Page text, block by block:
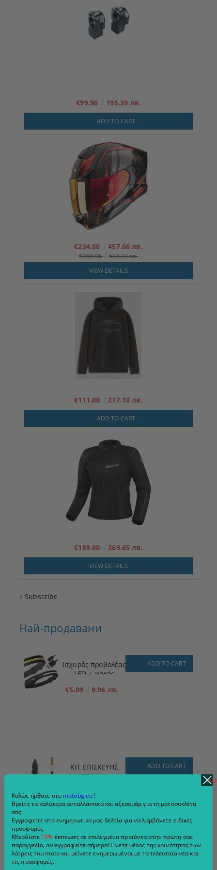
€99.90 195.39 лв.
ADD TO CART
€234.00 457.66 лв.
€259.90
508.32 лв.
VIEW DETAILS
€111.00 217.10 лв.
ADD TO CART
€189.00 369.65 лв.
VIEW DETAILS
Subscribe
Най-продавани
Ισχυρός προβολέας
LED + φακός
€5.09
9.96 лв.
ADD TO CART
ΚΙΤ ΕΠΙΣΚΕΥΗΣ
ΕΛΑΣΤΙΚΩΝ x10
mm x 11,7 mm
€3.86 7.55 лв.
ADD TO CART
Καλώς ήρθατε στο motobg.eu !
Βρείτε τα καλύτερα ανταλλακτικά και αξεσουάρ για τη μοτοσυκλέτα
σας!
Εγγραφείτε στο ενημερωτικό μας δελτίο για να λαμβάνετε ειδικές
προσφορές.
ΚΚερδίστε 10% έκπτωση σε επιλεγμένα προϊόντα στην πρώτη σας
παραγγελία, αν εγγραφείτε σήμερα! Γίνετε μέλος της κοινότητας των
λάτρεις του moto και μείνετε ενημερωμένοι με τα τελευταία νέα και
τις προσφορές.